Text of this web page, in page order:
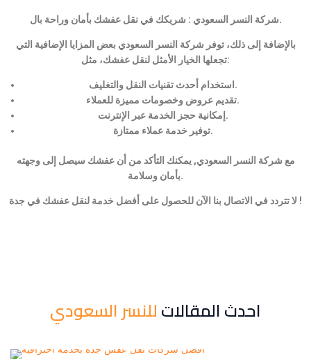
شركة النسر السعودي : شريكك في نقل عفشك بأمان وراحة بال.
بالإضافة إلى ذلك، توفر شركة النسر السعودي بعض المزايا الإضافية التي
تجعلها الخيار الأمثل لنقل عفشك، مثل:
استخدام أحدث تقنيات النقل والتغليف.
تقديم عروض وخصومات مميزة للعملاء.
إمكانية حجز الخدمة عبر الإنترنت.
توفير خدمة عملاء ممتازة.
مع شركة النسر السعودي, يمكنك التأكد من أن عفشك سيصل إلى وجهته
بأمان وسلامة.
لا تتردد في الاتصال بنا الآن للحصول على أفضل خدمة لنقل عفشك في جدة !
احدث المقالاتللنسر السعودي